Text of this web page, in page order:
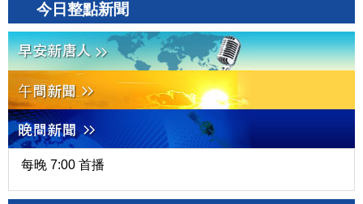
今日整點新聞
每晚 7:00 首播